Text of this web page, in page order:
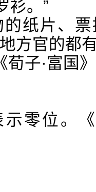
衫。”
纸片、票
方官的都
子·富国
零位。